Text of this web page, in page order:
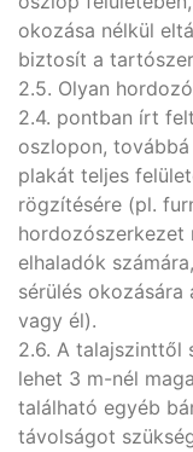
okozása nélkül
biztosít a
2.5. Olyan
2.4. pontban írt
oszlopon,
plakát teljes
rögzítésére (pl.
hordozószerkezet
elhaladók
sérülés okozására
vagy él).
2.6. A talajszinttől
lehet 3 m-nél
található egyéb
távolságot